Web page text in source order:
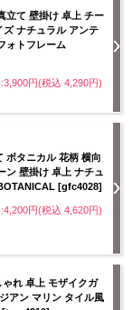
立て 壁掛け 卓上 チー
ズ ナチュラル アンテ
ォトフレーム
円(税込 4,290円)
ボタニカル 花柄 横向
ン 壁掛け 卓上 ナチュ
[gfc4028]
円(税込 4,620円)
れ 卓上 モザイクガ
アン マリン タイル風